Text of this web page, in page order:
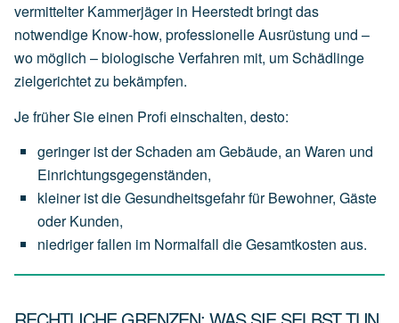
vermittelter Kammerjäger in Heerstedt bringt das
notwendige Know-how, professionelle Ausrüstung und –
wo möglich – biologische Verfahren mit, um Schädlinge
zielgerichtet zu bekämpfen.
Je früher Sie einen Profi einschalten, desto:
geringer istderSchaden amGebäude, an Waren und
Einrichtungsgegenständen,
kleiner istdieGesundheitsgefahrfür Bewohner, Gäste
oder Kunden,
niedrigerfallen im Normalfall dieGesamtkosten aus.